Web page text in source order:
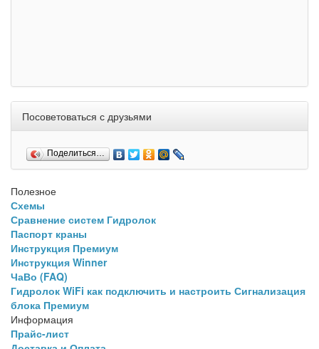
Посоветоваться с друзьями
Поделиться…
Полезное
Схемы
Сравнение систем Гидролок
Паспорт краны
Инструкция Премиум
Инструкция Winner
ЧаВо (FAQ)
Гидролок WiFi как подключить и настроить Сигнализация
блока Премиум
Информация
Прайс-лист